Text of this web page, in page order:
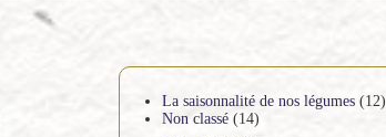
La saisonnalité de nos légumes(12)
Non classé(14)